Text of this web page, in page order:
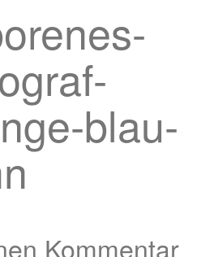
blau-
Kommentar